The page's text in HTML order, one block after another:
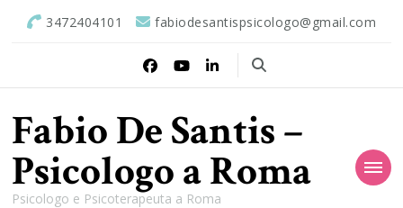
3472404101 fabiodesantispsicologo@gmail.com
Fabio De Santis –
Psicologo a Roma
Psicologo e Psicoterapeuta a Roma